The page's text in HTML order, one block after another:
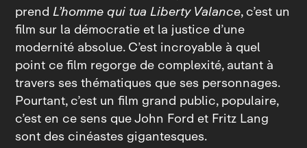
prendL’homme qui tua Liberty Valance, c’est un
film sur la démocratie et la justice d’une
modernité absolue. C’est incroyable à quel
point ce film regorge de complexité, autant à
travers ses thématiques que ses personnages.
Pourtant, c’est un film grand public, populaire,
c’est en ce sens que John Ford et Fritz Lang
sont des cinéastes gigantesques.